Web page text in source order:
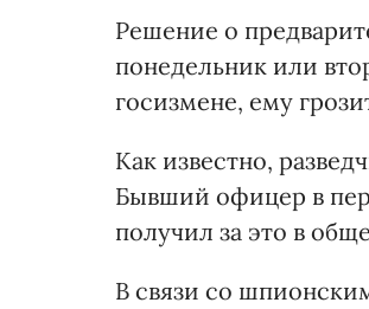
Решение о
понедельник или
госизмене, ему
Как известно,
Бывший офицер в
получил за это в
В связи со